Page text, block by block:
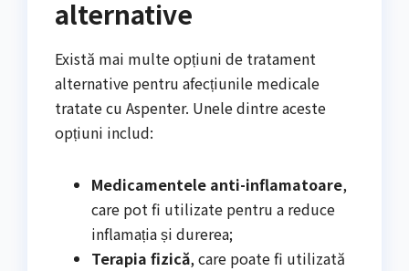
alternative
Există mai multe opțiuni de tratament
alternative pentru afecțiunile medicale
tratate cu Aspenter. Unele dintre aceste
opțiuni includ:
Medicamentele anti-inflamatoare,
care pot fi utilizate pentru a reduce
inflamația și durerea;
Terapia fizică, care poate fi utilizată